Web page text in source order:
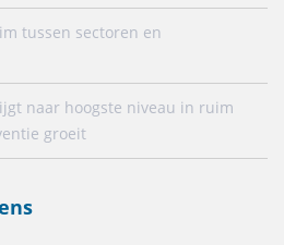
tussen sectoren en
naar hoogste niveau in ruim
groeit